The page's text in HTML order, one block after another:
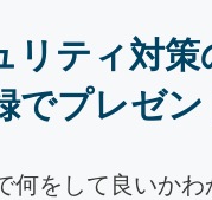
ティ対策
でプレゼン
何をして良いかわ